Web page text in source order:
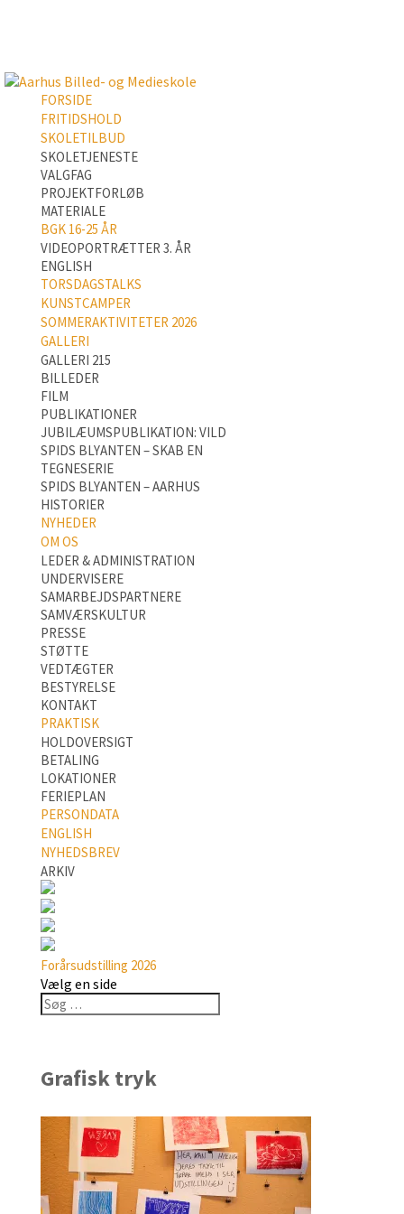
FORSIDE
FRITIDSHOLD
SKOLETILBUD
SKOLETJENESTE
VALGFAG
PROJEKTFORLØB
MATERIALE
BGK 16-25 ÅR
VIDEOPORTRÆTTER 3. ÅR
ENGLISH
TORSDAGSTALKS
KUNSTCAMPER
SOMMERAKTIVITETER 2026
GALLERI
GALLERI 215
BILLEDER
FILM
PUBLIKATIONER
JUBILÆUMSPUBLIKATION: VILD
SPIDS BLYANTEN – SKAB EN
TEGNESERIE
SPIDS BLYANTEN – AARHUS
HISTORIER
NYHEDER
OM OS
LEDER & ADMINISTRATION
UNDERVISERE
SAMARBEJDSPARTNERE
SAMVÆRSKULTUR
PRESSE
STØTTE
VEDTÆGTER
BESTYRELSE
KONTAKT
PRAKTISK
HOLDOVERSIGT
BETALING
LOKATIONER
FERIEPLAN
PERSONDATA
ENGLISH
NYHEDSBREV
ARKIV
Forårsudstilling 2026
Vælg en side
Grafisk tryk